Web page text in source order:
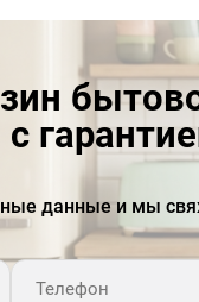
с
данные и мы